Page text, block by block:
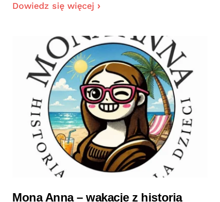
Dowiedz się więcej
Mona Anna – wakacje z historią